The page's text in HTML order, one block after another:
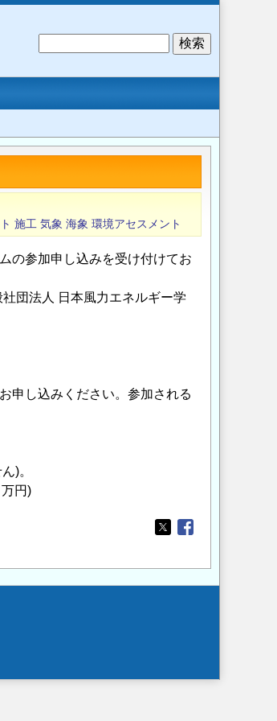
施工 気象 海象 環境アセスメント
の参加申し込みを受け付けてお
団法人 日本風力エネルギー学
申し込みください。参加される
)。
円)
Opens in a new
Opens in a new